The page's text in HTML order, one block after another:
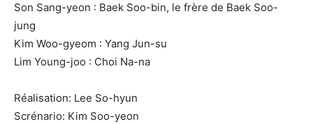
Son Sang-yeon : Baek Soo-bin, le frère de Baek Soo-
jung
Kim Woo-gyeom : Yang Jun-su
Lim Young-joo : Choi Na-na
Réalisation: Lee So-hyun
Scrénario: Kim Soo-yeon